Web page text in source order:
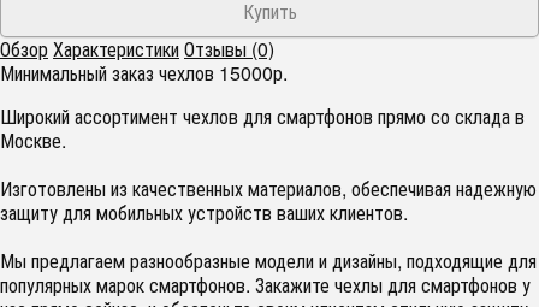
ОбзорХарактеристикиОтзывы (0)
Минимальный заказ чехлов 15000р.
Широкий ассортимент чехлов для смартфонов прямо со склада в
Москве.
Изготовлены из качественных материалов, обеспечивая надежную
защиту для мобильных устройств ваших клиентов.
Мы предлагаем разнообразные модели и дизайны, подходящие для
популярных марок смартфонов. Закажите чехлы для смартфонов у